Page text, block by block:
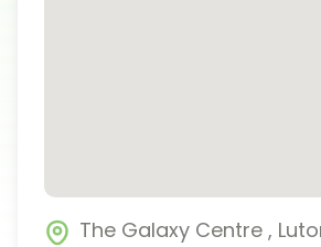
The Galaxy Centre ,